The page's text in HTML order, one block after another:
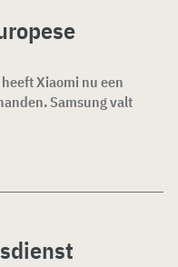
Xiaomi nu een
Samsung valt